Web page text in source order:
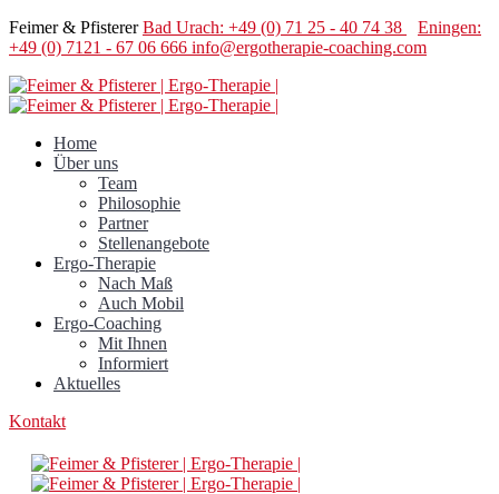
Feimer & PfistererBad Urach: +49 (0) 71 25 - 40 74 38
Eningen:
+49 (0) 7121 - 67 06 666 info@ergotherapie-coaching.com
Home
Über uns
Team
Philosophie
Partner
Stellenangebote
Ergo-Therapie
Nach Maß
Auch Mobil
Ergo-Coaching
Mit Ihnen
Informiert
Aktuelles
Kontakt